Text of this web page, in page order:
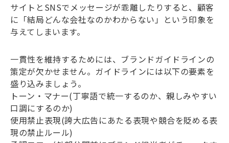
サイトとSNSでメッセージが乖離したりすると、顧客
に「結局どんな会社なのかわからない」という印象を
与えてしまいます。
一貫性を維持するためには、ブランドガイドラインの
策定が欠かせません。ガイドラインには以下の要素を
盛り込みましょう。
トーン・マナー(丁寧語で統一するのか、親しみやすい
口調にするのか)
使用禁止表現(誇大広告にあたる表現や競合を貶める表
現の禁止ルール)